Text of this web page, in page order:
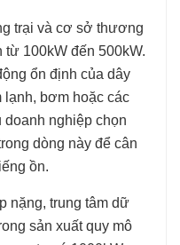
trại và cơ sở thương
100kW đến 500kW.
ổn định của dây
lạnh, bơm hoặc các
doanh nghiệp chọn
dòng này để cân
ồn.
nặng, trung tâm dữ
sản xuất quy mô